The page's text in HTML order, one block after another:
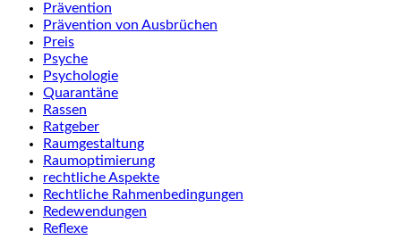
Prävention
Prävention von Ausbrüchen
Preis
Psyche
Psychologie
Quarantäne
Rassen
Ratgeber
Raumgestaltung
Raumoptimierung
rechtliche Aspekte
Rechtliche Rahmenbedingungen
Redewendungen
Reflexe